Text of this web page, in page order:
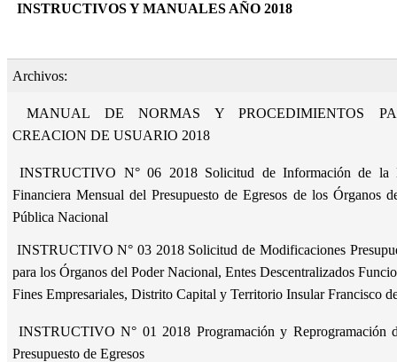
INSTRUCTIVOS Y MANUALES AÑO 2018
Archivos:
MANUAL DE NORMAS Y PROCEDIMIENTOS
CREACION DE USUARIO 2018
INSTRUCTIVO N° 06 2018 Solicitud de Información de la
Financiera Mensual del Presupuesto de Egresos de los Órganos
Pública Nacional
INSTRUCTIVO N° 03 2018 Solicitud de Modificaciones
para los Órganos del Poder Nacional, Entes Descentralizados
Fines Empresariales, Distrito Capital y Territorio Insular Francisco
INSTRUCTIVO N° 01 2018 Programación y Reprogramación
Presupuesto de Egresos